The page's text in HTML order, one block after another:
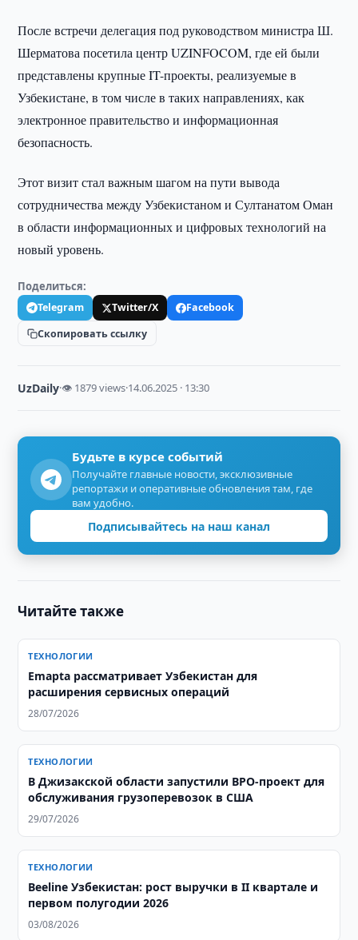
После встречи делегация под руководством министра Ш.
Шерматова посетила центр UZINFOCOM, где ей были
представлены крупные IT-проекты, реализуемые в
Узбекистане, в том числе в таких направлениях, как
электронное правительство и информационная
безопасность.
Этот визит стал важным шагом на пути вывода
сотрудничества между Узбекистаном и Султанатом Оман
в области информационных и цифровых технологий на
новый уровень.
Поделиться:
Telegram Twitter/X
Facebook
Скопировать ссылку
UzDaily·👁 1879 views·14.06.2025 · 13:30
Будьте в курсе событий
Получайте главные новости, эксклюзивные
репортажи и оперативные обновления там, где
вам удобно.
Подписывайтесь на наш канал
Читайте также
ТЕХНОЛОГИИ
Emapta рассматривает Узбекистан для
расширения сервисных операций
28/07/2026
ТЕХНОЛОГИИ
В Джизакской области запустили BPO-проект для
обслуживания грузоперевозок в США
29/07/2026
ТЕХНОЛОГИИ
Beeline Узбекистан: рост выручки в II квартале и
первом полугодии 2026
03/08/2026